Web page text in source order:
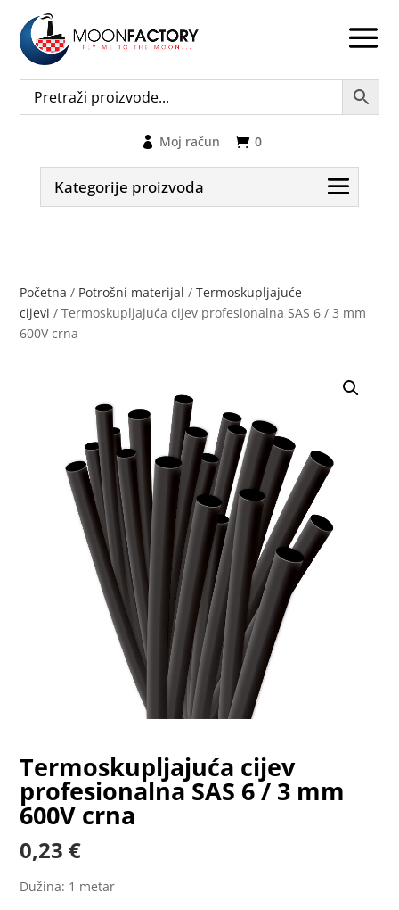
0
Moj račun
Kategorije proizvoda
Početna / Potrošni materijal /Termoskupljajuće
cijevi / Termoskupljajuća cijev profesionalna SAS 6 / 3 mm
600V crna
Termoskupljajuća cijev
profesionalna SAS 6 / 3 mm
600V crna
0,23€
Dužina: 1 metar